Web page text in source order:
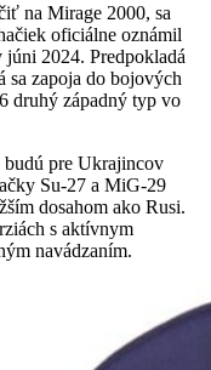
na Mirage 2000, sa
oficiálne oznámil
2024. Predpokladá
sa zapoja do bojových
druhý západný typ vo
pre Ukrajincov
Su-27 a MiG-29
dosahom ako Rusi.
s aktívnym
navádzaním.